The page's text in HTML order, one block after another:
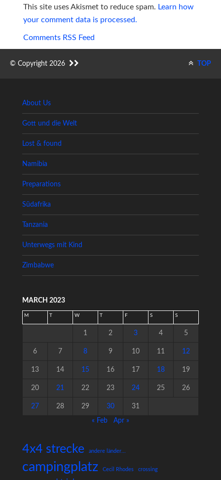
This site uses Akismet to reduce spam. Learn how
your comment data is processed.
Comments RSS Feed
© Copyright 2026 TOP
About Us
Gott und die Welt
Lost & found
Namibia
Preparations
Südafrika
Tanzania
Unterwegs mit Kind
Zimbabwe
MARCH 2023
M T W T F S S
1 2 3 4 5
6 7 8 9 10 11 12
13 14 15 16 17 18 19
20 21 22 23 24 25 26
27 28 29 30 31
« Feb Apr »
4x4 strecke andere länder...
campingplatz Cecil Rhodes crossing